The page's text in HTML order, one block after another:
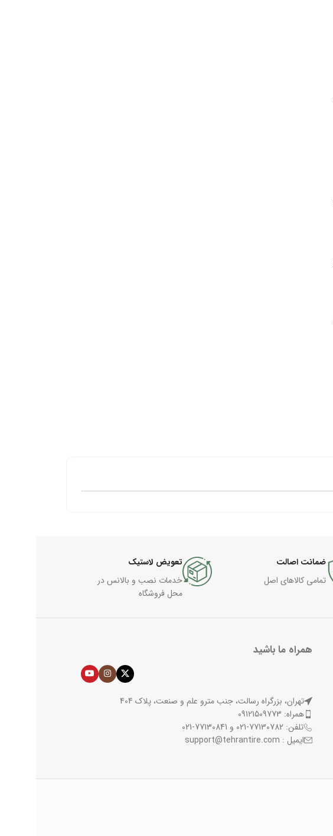
ضمانت اصالت
تمامی کالاهای اصل
تعویض لاستیک
خدمات نصب و بالانس در
محل فروشگاه
همراه ما باشید
تهران، بزرگراه رسالت، جنب مترو علم و صنعت، پلاک 404
همراه: 09121509773
تلفن: 77130782-021 و 77130841-021
ایمیل : support@tehrantire.com